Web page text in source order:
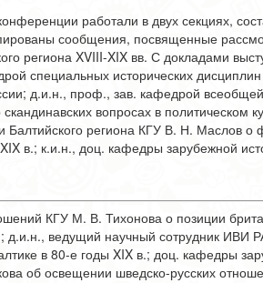
работали в двух секциях,
сообщения, посвященные
региона XVIII-XIX вв. С докладами
специальных исторических
д.и.н., проф., зав. кафедрой всеобщей
вопросах в политическом
Балтийского региона КГУ В. Н. Маслов о
в.; к.и.н., доц. кафедры зарубежной
КГУ М. В. Тихонова о позиции
д.и.н., ведущий научный сотрудник ИВИ
в 80-е годы XIX в.; доц. кафедры
об освещении шведско-русских